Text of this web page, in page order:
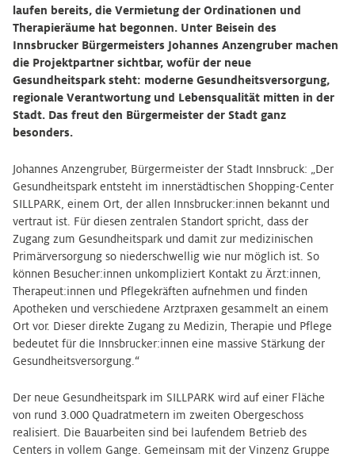
laufen bereits, die Vermietung der Ordinationen und
Therapieräume hat begonnen. Unter Beisein des
Innsbrucker Bürgermeisters Johannes Anzengruber machen
die Projektpartner sichtbar, wofür der neue
Gesundheitspark steht: moderne Gesundheitsversorgung,
regionale Verantwortung und Lebensqualität mitten in der
Stadt. Das freut den Bürgermeister der Stadt ganz
besonders.
Johannes Anzengruber, Bürgermeister der Stadt Innsbruck: „Der
Gesundheitspark entsteht im innerstädtischen Shopping-Center
SILLPARK, einem Ort, der allen Innsbrucker:innen bekannt und
vertraut ist. Für diesen zentralen Standort spricht, dass der
Zugang zum Gesundheitspark und damit zur medizinischen
Primärversorgung so niederschwellig wie nur möglich ist. So
können Besucher:innen unkompliziert Kontakt zu Ärzt:innen,
Therapeut:innen und Pflegekräften aufnehmen und finden
Apotheken und verschiedene Arztpraxen gesammelt an einem
Ort vor. Dieser direkte Zugang zu Medizin, Therapie und Pflege
bedeutet für die Innsbrucker:innen eine massive Stärkung der
Gesundheitsversorgung.“
Der neue Gesundheitspark im SILLPARK wird auf einer Fläche
von rund 3.000 Quadratmetern im zweiten Obergeschoss
realisiert. Die Bauarbeiten sind bei laufendem Betrieb des
Centers in vollem Gange. Gemeinsam mit der Vinzenz Gruppe